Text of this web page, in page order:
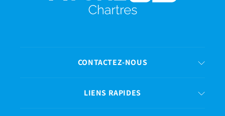
CONTACTEZ-NOUS
LIENS RAPIDES